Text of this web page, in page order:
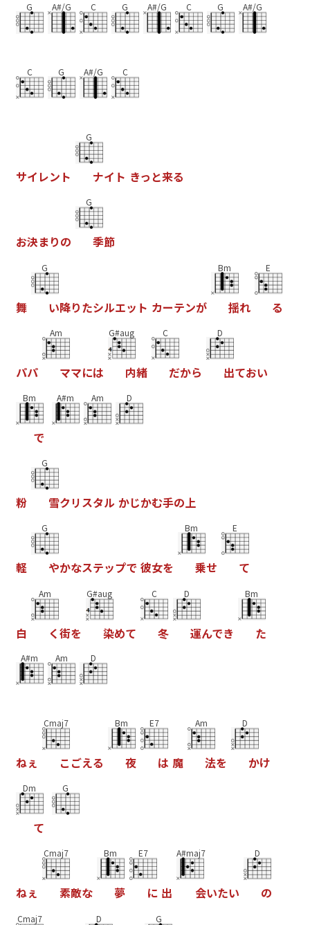
G A#/G C G A#/G C G A#/G
C G A#/G C
サイ レン ト
G
ナイ ト きっ と来る
お決まりの
G
季節
舞
G
い降りたシルエッ ト カーテンが
Bm
揺れ
E
る
パパ
Am
ママには
G#aug
内緒
C
だから
D
出ておい
Bm
で
A#m Am D
粉
G
雪クリスタル かじかむ手の上
軽
G
やかなステップで 彼女を
Bm
乗せ
E
て
白
Am
く街を
G#aug
染めて
C
冬
D
運んでき
Bm
た
A#m Am D
ねぇ
Cmaj7
こ ごえる
Bm
夜
E7
は 魔
Am
法を
D
かけ
Dm
て
G
ねぇ
Cmaj7
素敵な
Bm
夢
E7
に 出
A#maj7
会いたい
D
の
Cmaj7 D G